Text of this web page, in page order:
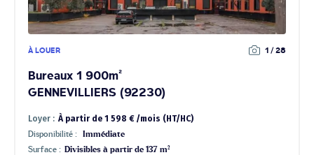
À LOUER 1 / 28
Bureaux 1 900m²
GENNEVILLIERS (92230)
Loyer : À partir de 1 598 € /mois (HT/HC)
Disponibilité :
Immédiate
Surface : Divisibles à partir de 137 m²